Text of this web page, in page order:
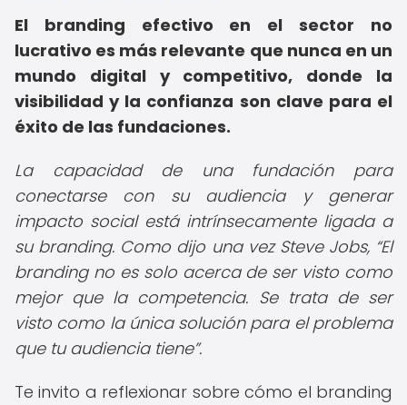
El branding efectivo en el sector no
lucrativo es más relevante que nunca en un
mundo digital y competitivo, donde la
visibilidad y la confianza son clave para el
éxito de las fundaciones.
La capacidad de una fundación para
conectarse con su audiencia y generar
impacto social está intrínsecamente ligada a
su branding. Como dijo una vez Steve Jobs, El
branding no es solo acerca de ser visto como
mejor que la competencia. Se trata de ser
visto como la única solución para el problema
que tu audiencia tiene .
Te invito a reflexionar sobre cómo el branding